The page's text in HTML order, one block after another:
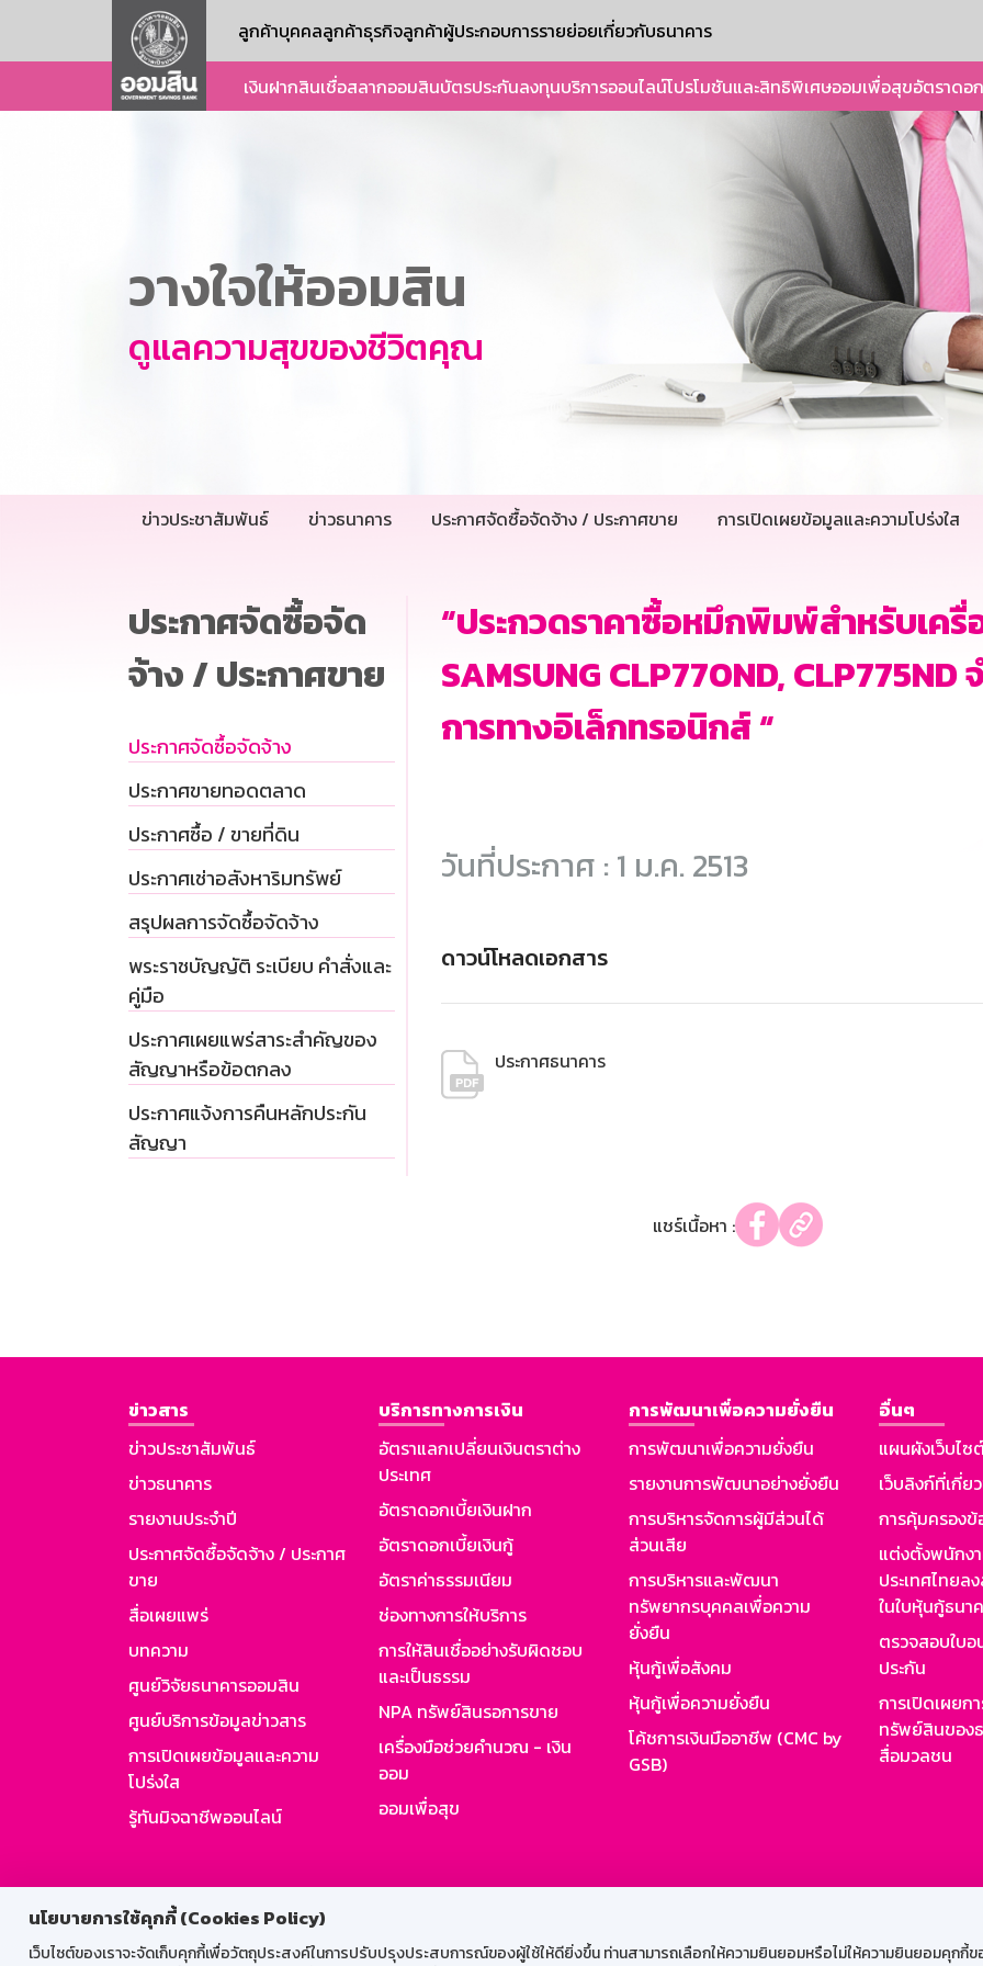
นโยบายการใช้คุกกี้ (Cookies Policy)
เว็บไซต์ของเราจะจัดเก็บคุกกี้เพื่อวัตถุประสงค์ในการปรับปรุงประสบการณ์ของผู้ใช้ให้ดียิ่งขึ้น ท่านสามารถเลือกให้ความยินยอมหรือไม่ให้ความยินยอมคุกกี้ข
ลูกค้าบุคคลลูกค้าธุรกิจลูกค้าผู้ประกอบการรายย่อยเกี่ยวกับธนาคาร
เงินฝากสินเชื่อสลากออมสินบัตรประกันลงทุนบริการออนไลน์โปรโมชันและสิทธิพิเศษออมเพื่อสุขอัตราดอ
วางใจให้ออมสิน
ดูแลความสุขของชีวิตคุณ
ข่าวประชาสัมพันธ์ ข่าวธนาคาร ประกาศจัดซื้อจัดจ้าง / ประกาศขาย การเปิดเผยข้อมูลและความโปร่งใส
ประกาศจัดซื้อจัด
จ้าง / ประกาศขาย
ประกาศจัดซื้อจัดจ้าง
ประกาศขายทอดตลาด
ประกาศซื้อ / ขายที่ดิน
ประกาศเช่าอสังหาริมทรัพย์
สรุปผลการจัดซื้อจัดจ้าง
พระราชบัญญัติ ระเบียบ คำสั่งและ
คู่มือ
ประกาศเผยแพร่สาระสำคัญของ
สัญญาหรือข้อตกลง
ประกาศแจ้งการคืนหลักประกัน
สัญญา
“ประกวดราคาซื้อหมึกพิมพ์สำหรับเค
SAMSUNG CLP770ND,
การทางอิเล็กทรอนิกส์ “
วันที่ประกาศ : 1 ม.ค. 2513
ดาวน์โหลดเอกสาร
ประกาศธนาคาร
แชร์เนื้อหา :
ข่าวสาร
ข่าวประชาสัมพันธ์
ข่าวธนาคาร
รายงานประจำปี
ประกาศจัดซื้อจัดจ้าง / ประกาศ
ขาย
สื่อเผยแพร่
บทความ
ศูนย์วิจัยธนาคารออมสิน
ศูนย์บริการข้อมูลข่าวสาร
การเปิดเผยข้อมูลและความ
โปร่งใส
รู้ทันมิจฉาชีพออนไลน์
บริการทางการเงิน
อัตราแลกเปลี่ยนเงินตราต่าง
ประเทศ
อัตราดอกเบี้ยเงินฝาก
อัตราดอกเบี้ยเงินกู้
อัตราค่าธรรมเนียม
ช่องทางการให้บริการ
การให้สินเชื่ออย่างรับผิดชอบ
และเป็นธรรม
NPA ทรัพย์สินรอการขาย
เครื่องมือช่วยคำนวณ - เงิน
ออม
ออมเพื่อสุข
การพัฒนาเพื่อความยั่งยืน
การพัฒนาเพื่อความยั่งยืน
รายงานการพัฒนาอย่างยั่งยืน
การบริหารจัดการผู้มีส่วนได้
ส่วนเสีย
การบริหารและพัฒนา
ทรัพยากรบุคคลเพื่อความ
ยั่งยืน
หุ้นกู้เพื่อสังคม
หุ้นกู้เพื่อความยั่งยืน
โค้ชการเงินมืออาชีพ (CMC by
GSB)
อื่นๆ
แผนผังเว็บไซ
เว็บลิงก์ที่เกี่ย
การคุ้มครอง
แต่งตั้งพนักง
ประเทศไทยล
ในใบหุ้นกู้ธนา
ตรวจสอบใบ
ประกัน
การเปิดเผยก
ทรัพย์สินของ
สื่อมวลชน